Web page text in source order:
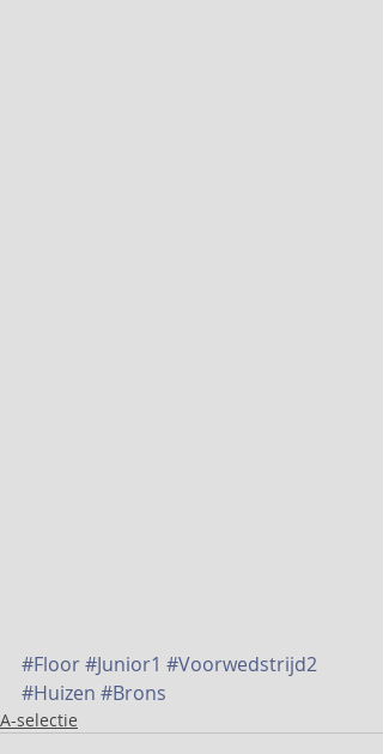
#Floor#Junior1 #Voorwedstrijd2
#Huizen #Brons
A-selectie